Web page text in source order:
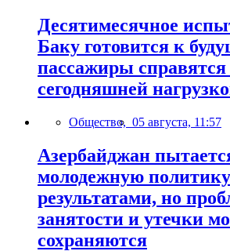
Десятимесячное
Баку готовится к
пассажиры справятся
сегодняшней
Общество, 05 августа, 11:57
Азербайджан
молодежную
результатами, но
занятости и утечки
сохраняются